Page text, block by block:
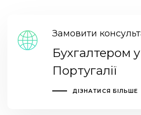
Замовити
Бухгалтером у
Португалії
ДІЗНАТИСЯ БІЛЬШЕ